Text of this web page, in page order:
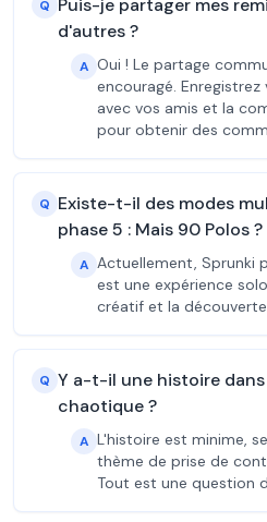
Q
Puis-je partager mes
d'autres ?
A Oui ! Le partage
encouragé.
avec vos amis et la
pour obtenir des
Q Existe-t-il des modes
phase 5 : Mais 90 Polos ?
A Actuellement, Sprunki
est une expérience
créatif et la
Q Y a-t-il une histoire
chaotique ?
A L'histoire est minime,
thème de prise de
Tout est une question